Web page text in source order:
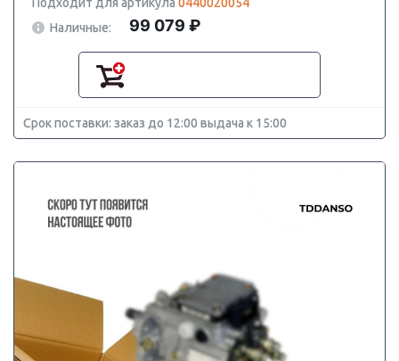
Наличные:
99 079 ₽
Срок поставки: заказ до 12:00 выдача к 15:00